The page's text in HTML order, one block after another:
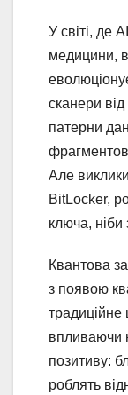
У світі, де
медицини,
сканери
патерни
Але
BitLocker,
ключа, ніби
Квантова
з появою
впливаючи
позитиву:
роблять